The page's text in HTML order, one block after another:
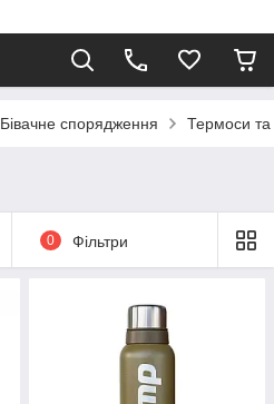
Бівачне спорядження Термоси та
0 Фільтри